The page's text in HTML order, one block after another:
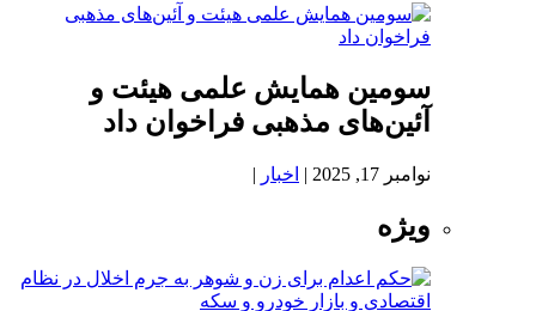
سومین همایش علمی هیئت و
آئین‌های مذهبی فراخوان داد
نوامبر 17, 2025 | اخبار |
ویژه